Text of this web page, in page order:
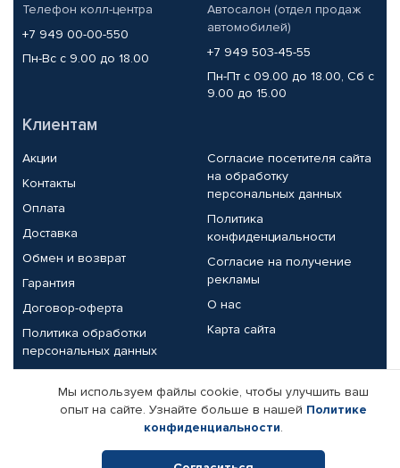
Телефон колл-центра
+7 949 00-00-550
Пн-Вс с 9.00 до 18.00
Автосалон (отдел продаж
автомобилей)
+7 949 503-45-55
Пн-Пт с 09.00 до 18.00, Сб с
9.00 до 15.00
Клиентам
Акции
Контакты
Оплата
Доставка
Обмен и возврат
Гарантия
Договор-оферта
Политика обработки
персональных данных
Согласие посетителя сайта
на обработку
персональных данных
Политика
конфиденциальности
Согласие на получение
рекламы
О нас
Карта сайта
Партнерам
Корпоративным клиентам
Поставщикам
Реквизиты компании
Мы используем файлы cookie, чтобы улучшить ваш
опыт на сайте. Узнайте больше в нашей Политике
конфиденциальности.